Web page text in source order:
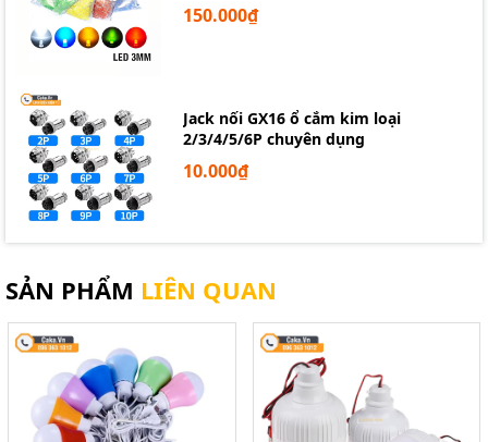
150.000₫
Jack nối GX16 ổ cắm kim loại
2/3/4/5/6P chuyên dụng
10.000₫
SẢN PHẨM LIÊN QUAN